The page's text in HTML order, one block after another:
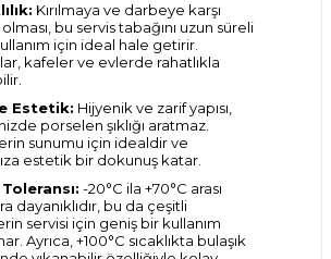
Kırılmaya ve darbeye karşı
olması, bu servis tabağını uzun süreli
için ideal hale getirir.
kafeler ve evlerde rahatlıkla
Estetik: Hijyenik ve zarif yapısı,
porselen şıklığı aratmaz.
sunumu için idealdir ve
estetik bir dokunuş katar.
Toleransı: -20°C ila +70°C arası
dayanıklıdır, bu da çeşitli
servisi için geniş bir kullanım
Ayrıca, +100°C sıcaklıkta bulaşık